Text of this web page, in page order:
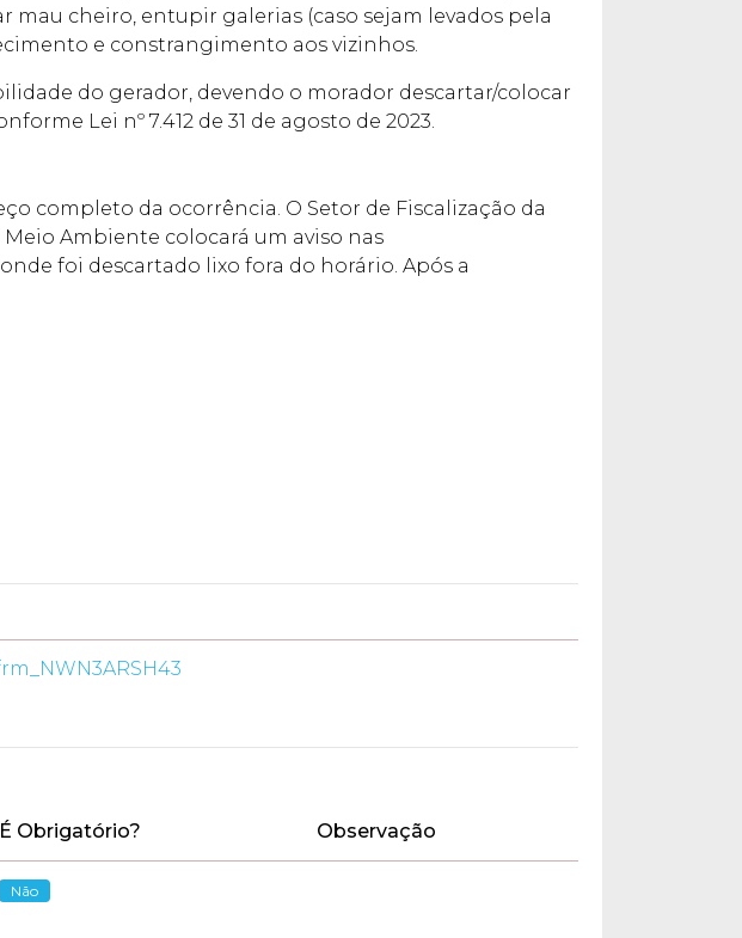
mau cheiro, entupir galerias (caso sejam levados pela
e constrangimento aos vizinhos.
do gerador, devendo o morador descartar/colocar
Lei nº 7.412 de 31 de agosto de 2023.
completo da ocorrência. O Setor de Fiscalização da
Ambiente colocará um aviso nas
foi descartado lixo fora do horário. Após a
É Obrigatório? Observação
Não